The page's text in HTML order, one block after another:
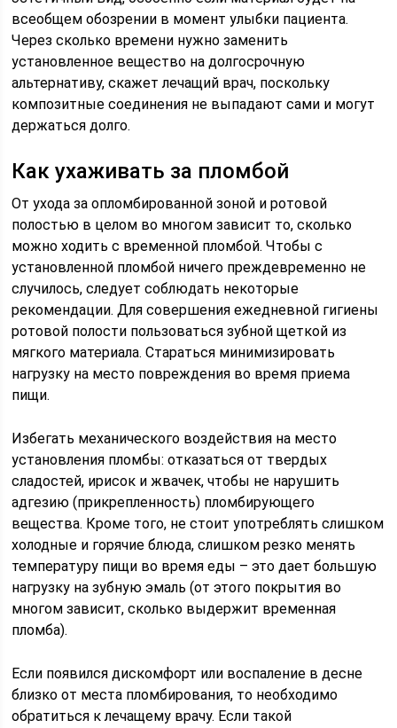
всеобщем обозрении в момент улыбки пациента.
Через сколько времени нужно заменить
установленное вещество на долгосрочную
альтернативу, скажет лечащий врач, поскольку
композитные соединения не выпадают сами и могут
держаться долго.
Как ухаживать за пломбой
От ухода за опломбированной зоной и ротовой
полостью в целом во многом зависит то, сколько
можно ходить с временной пломбой. Чтобы с
установленной пломбой ничего преждевременно не
случилось, следует соблюдать некоторые
рекомендации. Для совершения ежедневной гигиены
ротовой полости пользоваться зубной щеткой из
мягкого материала. Стараться минимизировать
нагрузку на место повреждения во время приема
пищи.
Избегать механического воздействия на место
установления пломбы: отказаться от твердых
сладостей, ирисок и жвачек, чтобы не нарушить
адгезию (прикрепленность) пломбирующего
вещества. Кроме того, не стоит употреблять слишком
холодные и горячие блюда, слишком резко менять
температуру пищи во время еды – это дает большую
нагрузку на зубную эмаль (от этого покрытия во
многом зависит, сколько выдержит временная
пломба).
Если появился дискомфорт или воспаление в десне
близко от места пломбирования, то необходимо
обратиться к лечащему врачу. Если такой